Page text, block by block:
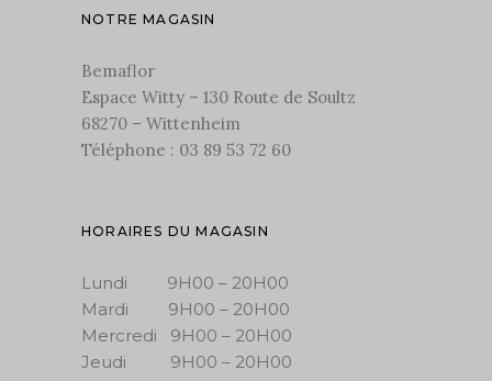
NOTRE MAGASIN
Bemaflor
Espace Witty – 130 Route de Soultz
68270 – Wittenheim
Téléphone : 03 89 53 72 60
HORAIRES DU MAGASIN
Lundi 9H00 – 20H00
Mardi 9H00 – 20H00
Mercredi 9H00 – 20H00
Jeudi 9H00 – 20H00